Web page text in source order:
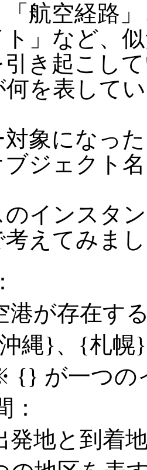
航空経路
ト」など、
き起こし
何を表して
対象になっ
ブジェクト
インスタ
えてみま
港が存在す
縄}、{札幌
{} が一つの
：
発地と到着